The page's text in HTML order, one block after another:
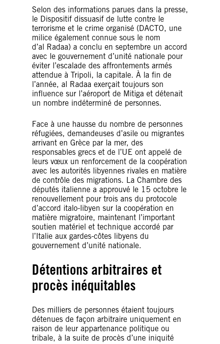
Selon des informations parues dans la presse,
le Dispositif dissuasif de lutte contre le
terrorisme et le crime organisé (DACTO, une
milice également connue sous le nom
d’al Radaa) a conclu en septembre un accord
avec le gouvernement d’unité nationale pour
éviter l’escalade des affrontements armés
attendue à Tripoli, la capitale. À la fin de
l’année, al Radaa exerçait toujours son
influence sur l’aéroport de Mitiga et détenait
un nombre indéterminé de personnes.
Face à une hausse du nombre de personnes
réfugiées, demandeuses d’asile ou migrantes
arrivant en Grèce par la mer, des
responsables grecs et de l’UE ont appelé de
leurs vœux un renforcement de la coopération
avec les autorités libyennes rivales en matière
de contrôle des migrations. La Chambre des
députés italienne a approuvé le 15 octobre le
renouvellement pour trois ans du protocole
d’accord italo-libyen sur la coopération en
matière migratoire, maintenant l’important
soutien matériel et technique accordé par
l’Italie aux gardes-côtes libyens du
gouvernement d’unité nationale.
Détentions arbitraires et
procès inéquitables
Des milliers de personnes étaient toujours
détenues de façon arbitraire uniquement en
raison de leur appartenance politique ou
tribale, à la suite de procès d’une iniquité